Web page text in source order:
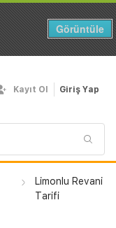
Görüntüle
Kayıt Ol Giriş Yap
Limonlu Revani
Tarifi